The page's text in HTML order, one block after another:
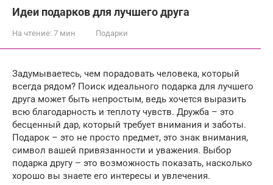
Идеи подарков для лучшего друга
На чтение: 7 мин Подарки
Задумываетесь, чем порадовать человека, который
всегда рядом? Поиск идеального подарка для лучшего
друга может быть непростым, ведь хочется выразить
всю благодарность и теплоту чувств. Дружба – это
бесценный дар, который требует внимания и заботы.
Подарок – это не просто предмет, это знак внимания,
символ вашей привязанности и уважения. Выбор
подарка другу – это возможность показать, насколько
хорошо вы знаете его интересы и увлечения.